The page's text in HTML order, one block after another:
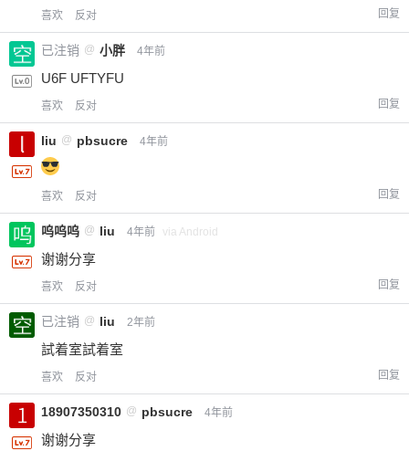
喜欢 反对 回复
已注销 @ 小胖 4年前
U6F UFTYFU
喜欢 反对 回复
liu @ pbsucre 4年前
喜欢 反对 回复
呜呜呜 @ liu 4年前 via Android
谢谢分享
喜欢 反对 回复
已注销 @ liu 2年前
試着室試着室
喜欢 反对 回复
18907350310 @ pbsucre 4年前
谢谢分享